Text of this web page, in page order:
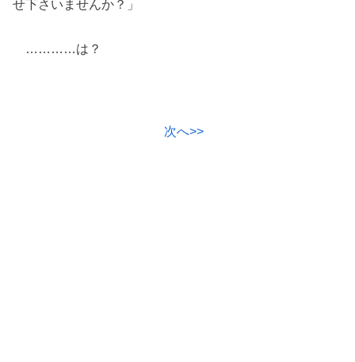
せ下さいませんか？」
…………は？
次へ>>